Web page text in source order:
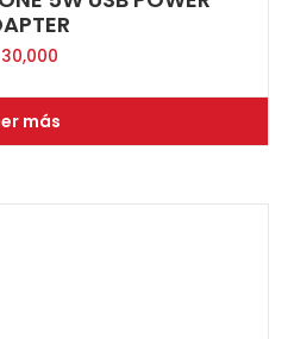
30,000
más